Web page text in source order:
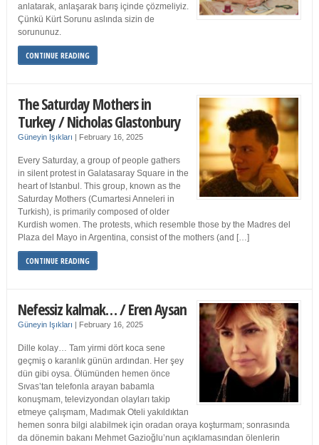
anlatarak, anlaşarak barış içinde çözmeliyiz.
Çünkü Kürt Sorunu aslında sizin de
sorununuz.
CONTINUE READING
The Saturday Mothers in
Turkey / Nicholas Glastonbury
Güneyin Işıkları | February 16, 2025
Every Saturday, a group of people gathers
in silent protest in Galatasaray Square in the
heart of Istanbul. This group, known as the
Saturday Mothers (Cumartesi Anneleri in
Turkish), is primarily composed of older
Kurdish women. The protests, which resemble those by the Madres del
Plaza del Mayo in Argentina, consist of the mothers (and […]
CONTINUE READING
Nefessiz kalmak… / Eren Aysan
Güneyin Işıkları | February 16, 2025
Dille kolay… Tam yirmi dört koca sene
geçmiş o karanlık günün ardından. Her şey
dün gibi oysa. Ölümünden hemen önce
Sıvas’tan telefonla arayan babamla
konuşmam, televizyondan olayları takip
etmeye çalışmam, Madımak Oteli yakıldıktan
hemen sonra bilgi alabilmek için oradan oraya koşturmam; sonrasında
da dönemin bakanı Mehmet Gazioğlu’nun açıklamasından ölenlerin